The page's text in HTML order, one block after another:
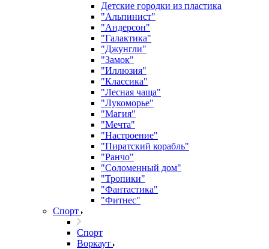
Детские городки из пластика
"Альпинист"
"Андерсон"
"Галактика"
"Джунгли"
"Замок"
"Иллюзия"
"Классика"
"Лесная чаща"
"Лукоморье"
"Магия"
"Мечта"
"Настроение"
"Пиратский корабль"
"Ранчо"
"Соломенный дом"
"Тропики"
"Фантастика"
"Фитнес"
Спорт
Спорт
Воркаут